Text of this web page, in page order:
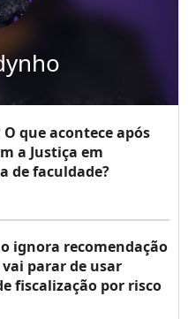
que acontece após
a Justiça em
de faculdade?
ignora recomendação
parar de usar
fiscalização por risco